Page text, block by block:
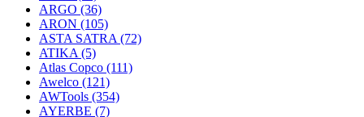
ARGO (36)
ARON (105)
ASTA SATRA (72)
ATIKA (5)
Atlas Copco (111)
Awelco (121)
AWTools (354)
AYERBE (7)